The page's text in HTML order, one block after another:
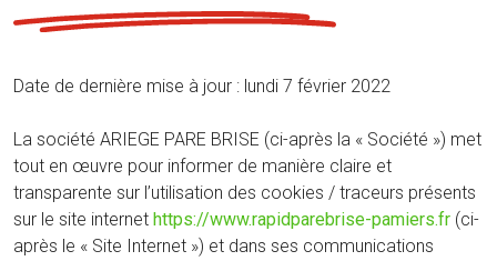
Date de dernière mise à jour : lundi 7 février 2022
La société ARIEGE PARE BRISE (ci-après la « Société ») met
tout en œuvre pour informer de manière claire et
transparente sur l’utilisation des cookies / traceurs présents
sur le site internet https://www.rapidparebrise-pamiers.fr (ci-
après le « Site Internet ») et dans ses communications